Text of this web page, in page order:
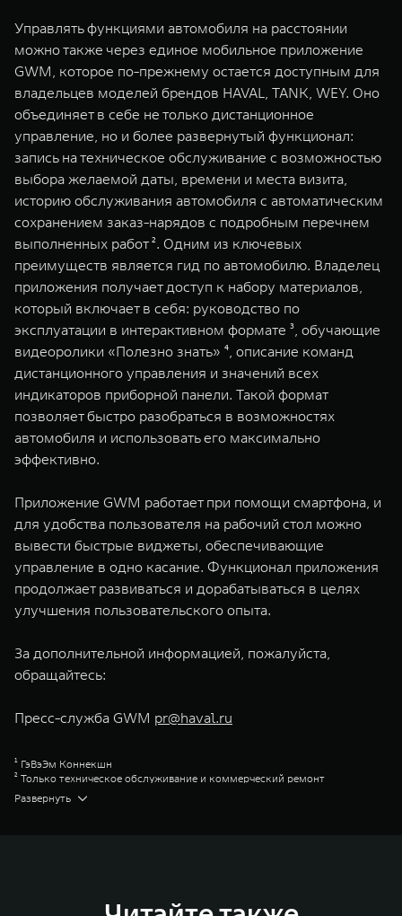
Управлять функциями автомобиля на расстоянии
можно также через единое мобильное приложение
GWM, которое по-прежнему остается доступным для
владельцев моделей брендов HAVAL, TANK, WEY. Оно
объединяет в себе не только дистанционное
управление, но и более развернутый функционал:
запись на техническое обслуживание с возможностью
выбора желаемой даты, времени и места визита,
историю обслуживания автомобиля с автоматическим
сохранением заказ-нарядов с подробным перечнем
выполненных работ ². Одним из ключевых
преимуществ является гид по автомобилю. Владелец
приложения получает доступ к набору материалов,
который включает в себя: руководство по
эксплуатации в интерактивном формате ³, обучающие
видеоролики «Полезно знать» ⁴, описание команд
дистанционного управления и значений всех
индикаторов приборной панели. Такой формат
позволяет быстро разобраться в возможностях
автомобиля и использовать его максимально
эффективно.
Приложение GWM работает при помощи смартфона, и
для удобства пользователя на рабочий стол можно
вывести быстрые виджеты, обеспечивающие
управление в одно касание. Функционал приложения
продолжает развиваться и дорабатываться в целях
улучшения пользовательского опыта.
За дополнительной информацией, пожалуйста,
обращайтесь:
Пресс-служба GWM pr@haval.ru
¹ ГэВэЭм Коннекшн
² Только техническое обслуживание и коммерческий ремонт
³ Доступно для ограниченного перечня моделей
⁴ Доступно для ограниченного перечня моделей
производство, продажу и обслуживание автомобилей и запчастей.
Развернуть